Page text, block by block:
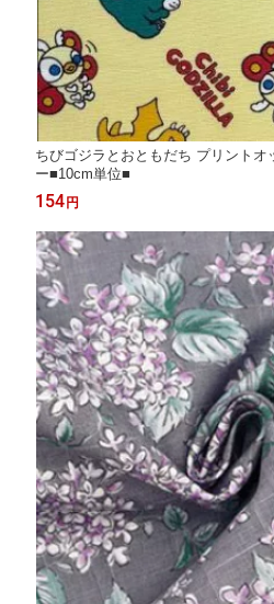
ちびゴジラとおともだち プリント
ー■10cm単位■
154 円